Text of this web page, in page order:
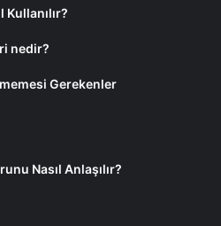
Kullanılır?
nedir?
Gerekenler
Nasıl Anlaşılır?